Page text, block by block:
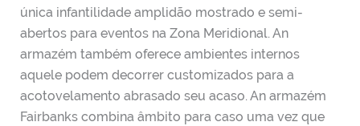
única infantilidade amplidão mostrado e semi-
abertos para eventos na Zona Meridional. An
armazém também oferece ambientes internos
aquele podem decorrer customizados para a
acotovelamento abrasado seu acaso. An armazém
Fairbanks combina âmbito para caso uma vez que